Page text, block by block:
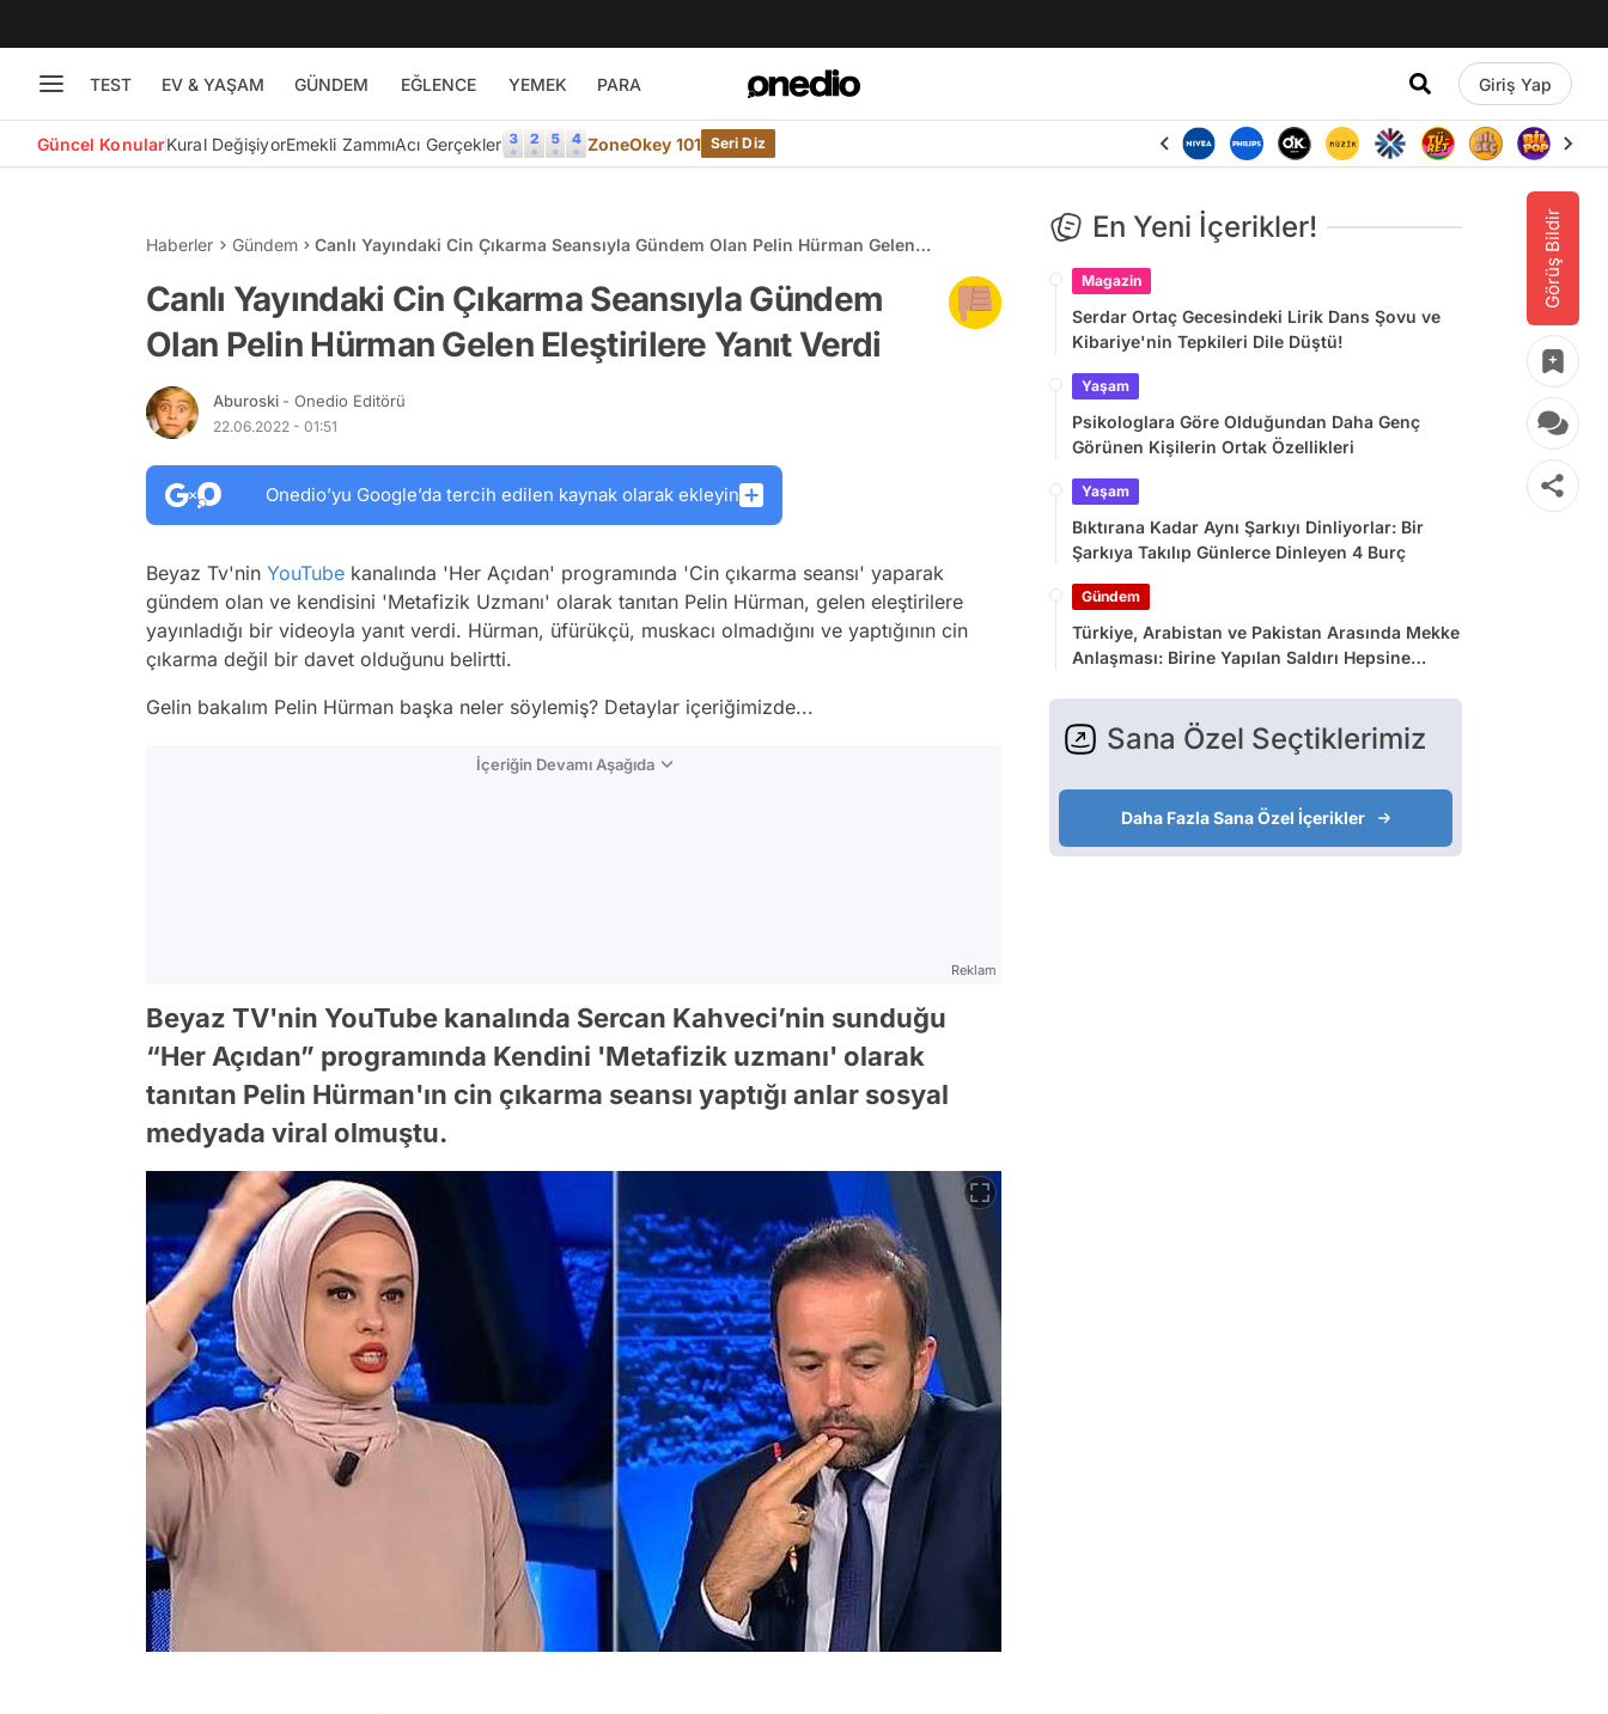
TEST EV & YAŞAM GÜNDEM EĞLENCE YEMEK PARA Giriş Yap
Güncel KonularKural DeğişiyorEmekli ZammıAcı Gerçekler ZoneOkey 101 Seri Diz
Görüş Bildir
Haberler Gündem
Canlı Yayındaki Cin Çıkarma Seansıyla Gündem Olan Pelin Hürman Gelen
Canlı Yayındaki Cin Çıkarma Seansıyla Gündem
Olan Pelin Hürman Gelen Eleştirilere Yanıt Verdi
Aburoski - Onedio Editörü
22.06.2022 - 01:51
Onedio’yu Google’da tercih edilen kaynak olarak ekleyin
Beyaz Tv'nin YouTube kanalında 'Her Açıdan' programında 'Cin çıkarma seansı' yaparak
gündem olan ve kendisini 'Metafizik Uzmanı' olarak tanıtan Pelin Hürman, gelen eleştirilere
yayınladığı bir videoyla yanıt verdi. Hürman, üfürükçü, muskacı olmadığını ve yaptığının cin
çıkarma değil bir davet olduğunu belirtti.
Gelin bakalım Pelin Hürman başka neler söylemiş? Detaylar içeriğimizde...
İçeriğin Devamı Aşağıda
Reklam
Beyaz TV'nin YouTube kanalında Sercan Kahveci’nin sunduğu
“Her Açıdan” programında Kendini 'Metafizik uzmanı' olarak
tanıtan Pelin Hürman'ın cin çıkarma seansı yaptığı anlar sosyal
medyada viral olmuştu.
En Yeni İçerikler!
Magazin
Serdar Ortaç Gecesindeki Lirik Dans Şovu ve
Kibariye'nin Tepkileri Dile Düştü!
Yaşam
Psikologlara Göre Olduğundan Daha Genç
Görünen Kişilerin Ortak Özellikleri
Yaşam
Bıktırana Kadar Aynı Şarkıyı Dinliyorlar: Bir
Şarkıya Takılıp Günlerce Dinleyen 4 Burç
Gündem
Türkiye, Arabistan ve Pakistan Arasında Mekke
Anlaşması: Birine Yapılan Saldırı Hepsine
Sana Özel Seçtiklerimiz
Daha Fazla Sana Özel İçerikler